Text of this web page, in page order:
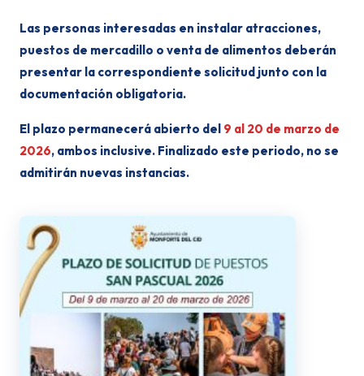
Las personas interesadas en instalar atracciones,
puestos de mercadillo o venta de alimentos deberán
presentar la correspondiente solicitud junto con la
documentación obligatoria.
El plazo permanecerá abierto del 9 al 20 de marzo de
2026, ambos inclusive. Finalizado este periodo, no se
admitirán nuevas instancias.